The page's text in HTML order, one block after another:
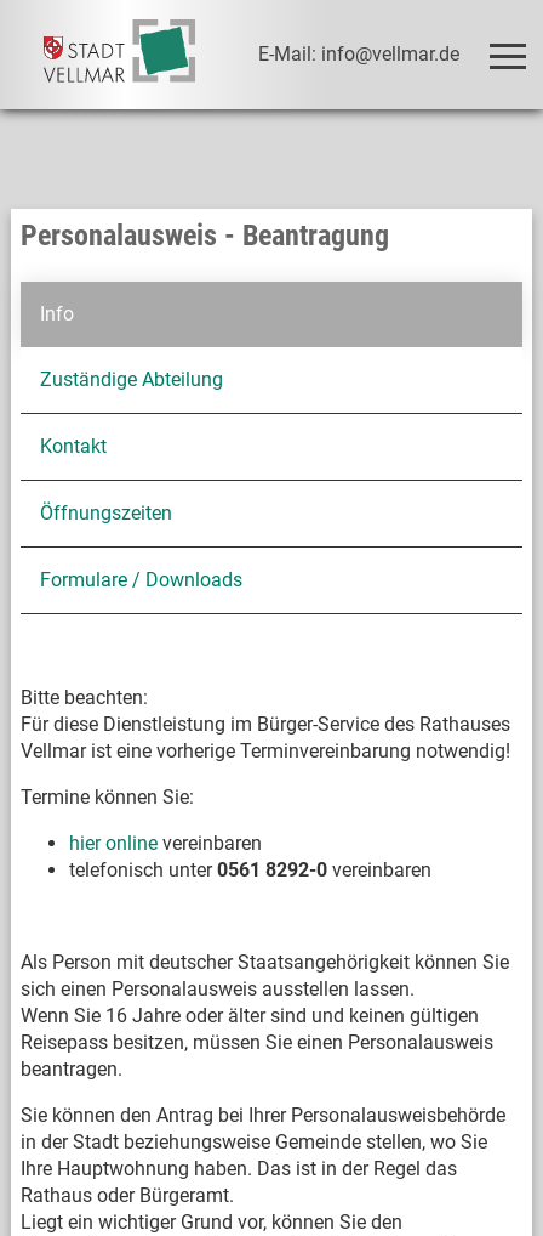
E-Mail: info@vellmar.de
Personalausweis - Beantragung
Info
Zuständige Abteilung
Kontakt
Öffnungszeiten
Formulare / Downloads
Bitte beachten:
Für diese Dienstleistung im Bürger-Service des Rathauses
Vellmar ist eine vorherige Terminvereinbarung notwendig!
Termine können Sie:
hier onlinevereinbaren
telefonisch unter0561 8292-0vereinbaren
Als Person mit deutscher Staatsangehörigkeit können Sie
sich einen Personalausweis ausstellen lassen.
Wenn Sie 16 Jahre oder älter sind und keinen gültigen
Reisepass besitzen, müssen Sie einen Personalausweis
beantragen.
Sie können den Antrag bei Ihrer Personalausweisbehörde
in der Stadt beziehungsweise Gemeinde stellen, wo Sie
Ihre Hauptwohnung haben. Das ist in der Regel das
Rathaus oder Bürgeramt.
Liegt ein wichtiger Grund vor, können Sie den